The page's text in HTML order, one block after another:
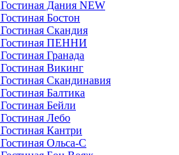
Гостиная Дания NEW
Гостиная Бостон
Гостиная Скандия
Гостиная ПЕННИ
Гостиная Гранада
Гостиная Викинг
Гостиная Скандинавия
Гостиная Балтика
Гостиная Бейли
Гостиная Лебо
Гостиная Кантри
Гостиная Ольса-С